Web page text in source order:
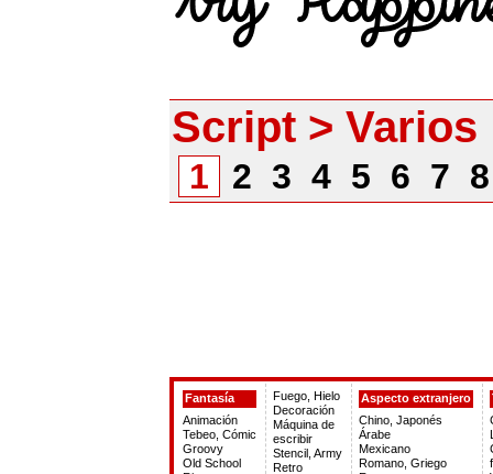
Script > Varios
1 2 3 4 5 6 7
Fantasía
Animación
Tebeo, Cómic
Groovy
Old School
Fuego, Hielo
Decoración
Máquina de
escribir
Stencil, Army
Retro
Aspecto extranjero
Chino, Japonés
Árabe
Mexicano
Romano, Griego